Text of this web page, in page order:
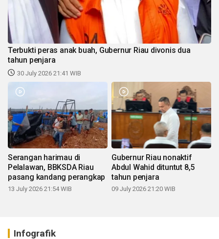
Terbukti peras anak buah, Gubernur Riau divonis dua
tahun penjara
30 July 2026 21:41 WIB
Serangan harimau di
Pelalawan, BBKSDA Riau
pasang kandang perangkap
13 July 2026 21:54 WIB
Gubernur Riau nonaktif
Abdul Wahid dituntut 8,5
tahun penjara
09 July 2026 21:20 WIB
Infografik